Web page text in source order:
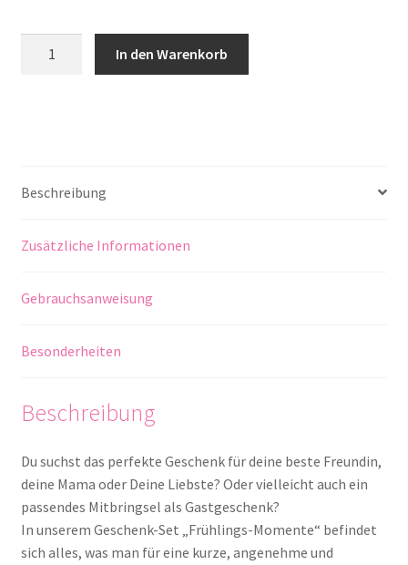
In den Warenkorb
Beschreibung
Zusätzliche Informationen
Gebrauchsanweisung
Besonderheiten
Beschreibung
Du suchst das perfekte Geschenk für deine beste Freundin,
deine Mama oder Deine Liebste? Oder vielleicht auch ein
passendes Mitbringsel als Gastgeschenk?
In unserem Geschenk-Set „Frühlings-Momente“ befindet
sich alles, was man für eine kurze, angenehme und